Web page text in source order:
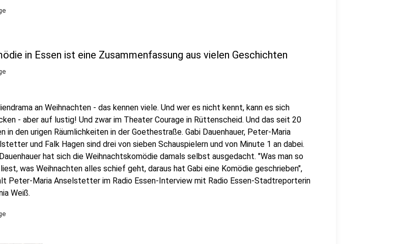
in Essen ist eine Zusammenfassung aus vielen Geschichten
an Weihnachten - das kennen viele. Und wer es nicht kennt, kann es sich
- aber auf lustig! Und zwar im Theater Courage in Rüttenscheid. Und das seit 20
in den urigen Räumlichkeiten in der Goethestraße. Gabi Dauenhauer, Peter-Maria
und Falk Hagen sind drei von sieben Schauspielern und von Minute 1 an dabei.
hat sich die Weihnachtskomödie damals selbst ausgedacht. "Was man so
was Weihnachten alles schief geht, daraus hat Gabi eine Komödie geschrieben",
Peter-Maria Anselstetter im Radio Essen-Interview mit Radio Essen-Stadtreporterin
Weiß.